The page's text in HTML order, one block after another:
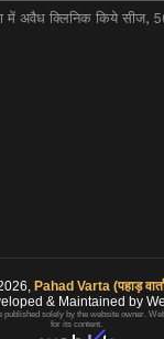
में अवैध क्लिनिक किये सीज,
Pahad Varta (पहाड़
& Maintained by
published solely by the website owner.
for its content.